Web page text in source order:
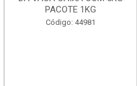
PACOTE 1KG
Código: 44981